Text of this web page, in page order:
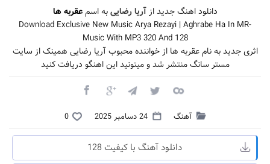
دانلود اهنگ جدید ازآریا رضاییبه اسمعقربه ها
Download Exclusive New Music Arya Rezayi | Aghrabe Ha In MR-
Music With MP3 320 And 128
اثری جدید به نام عقربه ها از خواننده محبوب آریا رضایی همینک از سایت
مستر سانگ منتشر شد و میتونید این اهنگو دریافت کنید
آهنگ 24 دسامبر 2025 0
دانلود آهنگ با کیفیت 128